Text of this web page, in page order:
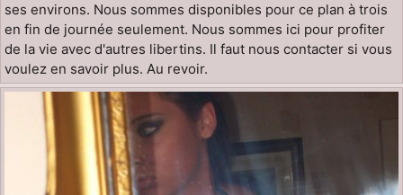
ses environs. Nous sommes disponibles pour ce plan à trois
en fin de journée seulement. Nous sommes ici pour profiter
de la vie avec d'autres libertins. Il faut nous contacter si vous
voulez en savoir plus. Au revoir.